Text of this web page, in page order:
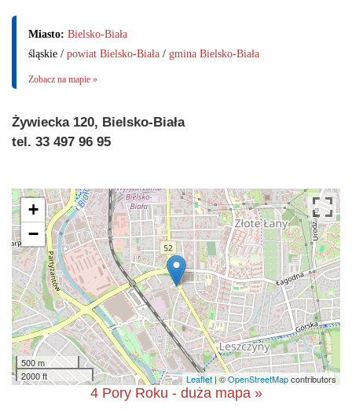
Miasto: Bielsko-Biała
śląskie / powiat Bielsko-Biała / gmina Bielsko-Biała
Zobacz na mapie »
Żywiecka 120, Bielsko-Biała
tel. 33 497 96 95
+
−
500 m
2000 ft
Leaflet | ©OpenStreetMapcontributors
4 Pory Roku - duża mapa »